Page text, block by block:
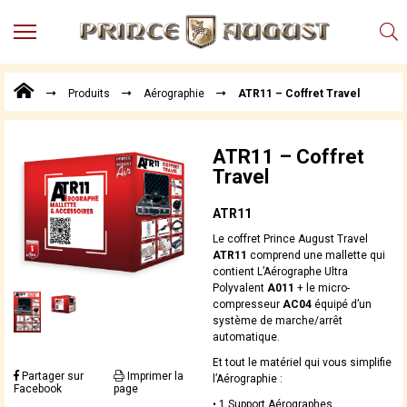
MENU
Points
de
Conseil
Actualités
Téléchargements
Techniques,
trucs et
Vidéos
Produits Aérographie ATR11 – Coffret Travel
Partager sur
Facebook
Imprimer la
page
ATR11 – Coffret
Travel
ATR11
Le coffret Prince August Travel
ATR11 comprend une mallette qui
contient L’Aérographe Ultra
Polyvalent A011 + le micro-
compresseur AC04 équipé d’un
système de marche/arrêt
automatique.
Et tout le matériel qui vous simplifie
l’Aérographie :